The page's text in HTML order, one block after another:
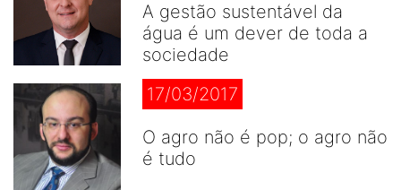
A gestão sustentável da
água é um dever de toda a
sociedade
17/03/2017
O agro não é pop; o agro não
é tudo